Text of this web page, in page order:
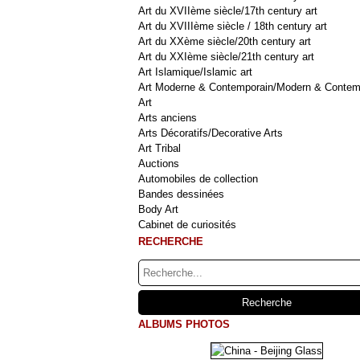
Art du XVIIème siècle/17th century art
Art du XVIIIème siècle / 18th century art
Art du XXème siècle/20th century art
Art du XXIème siècle/21th century art
Art Islamique/Islamic art
Art Moderne & Contemporain/Modern &
Art
Arts anciens
Arts Décoratifs/Decorative Arts
Art Tribal
Auctions
Automobiles de collection
Bandes dessinées
Body Art
Cabinet de curiosités
RECHERCHE
ALBUMS PHOTOS